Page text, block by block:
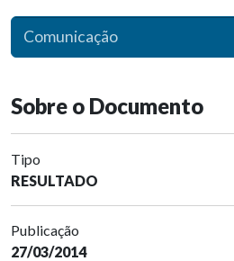
Comunicação
Sobre o Documento
Tipo
RESULTADO
Publicação
27/03/2014